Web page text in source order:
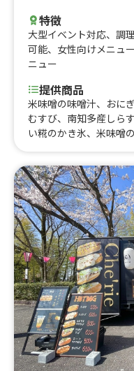
特徴
大型イベント対応、 調
可能、 女性向けメニュー
ニュー
提供商品
米味噌の味噌汁、おに
むすび、南知多産しら
い糀のかき氷、米味噌